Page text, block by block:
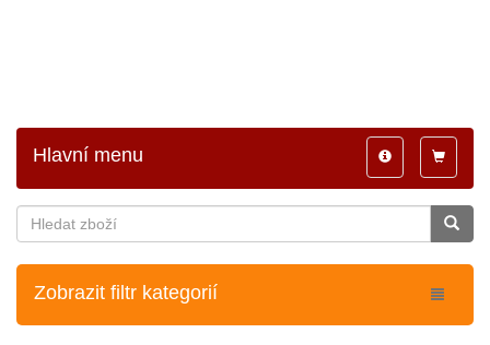
Toggle
Toggle
navigation
Hlavní menu
Zobrazit filtr kategorií